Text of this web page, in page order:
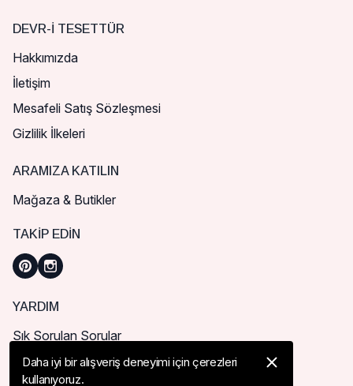
DEVR-I TESETTÜR
Hakkımızda
İletişim
Mesafeli Satış Sözleşmesi
Gizlilik İlkeleri
ARAMIZA KATILIN
Mağaza & Butikler
TAKIP EDIN
YARDIM
Sık Sorulan Sorular
Nasıl Sipariş Verebilirim?
Daha iyi bir alışveriş deneyimi için çerezleri
kullanıyoruz.